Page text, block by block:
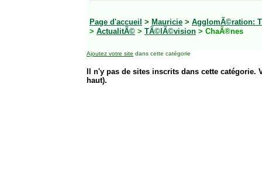
Page d'accueil > Mauricie > AgglomÃ©ration:
> ActualitÃ© > TÃ©lÃ©vision > ChaÃ®nes
Ajoutez votre site dans cette catégorie
Il n'y pas de sites inscrits dans cette
haut).